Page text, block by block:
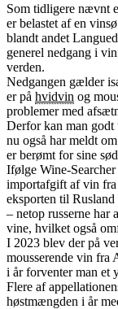
Som tidligere nævnt
er belastet af en
blandt andet
generel nedgang i
verden.
Nedgangen gælder
er på hvidvin og
problemer med
Derfor kan man godt
nu også har meldt
er berømt for sine
Ifølge Wine-
importafgift af vin fra
eksporten til
– netop russerne har
vine, hvilket også
I 2023 blev der på
mousserende vin fra
i år forventer man et
Flere af
høstmængden i år